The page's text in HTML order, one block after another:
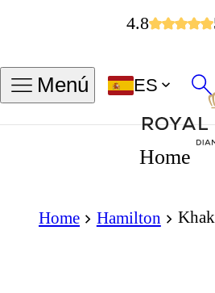
4.8
Menú ES
Home
Home Hamilton